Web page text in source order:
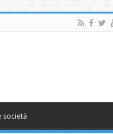
società